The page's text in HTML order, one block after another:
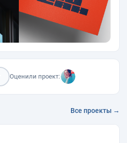
Оценили проект:
Все проекты →